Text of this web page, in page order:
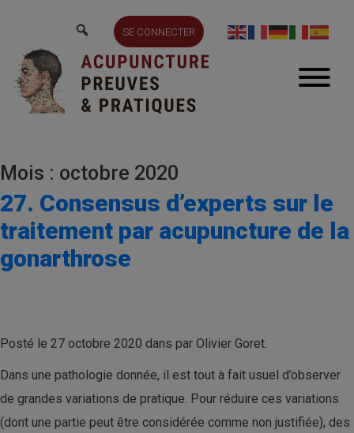
SE CONNECTER
Mois : octobre 2020
27. Consensus d’experts sur le
traitement par acupuncture de la
gonarthrose
Posté le 27 octobre 2020 dans par Olivier Goret.
Dans une pathologie donnée, il est tout à fait usuel d’observer
de grandes variations de pratique. Pour réduire ces variations
(dont une partie peut être considérée comme non justifiée), des